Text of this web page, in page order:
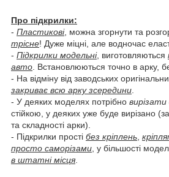
Про підкрилки:
- Пластикові, можна згорнути та
трісне! Дуже міцні, але водночас
- Підкрилки модельні, виготовляються
авто . Встановлюються точно в арку,
- На відміну від заводських
закриває всю арку зсередини
- У деяких моделях потрібно
стійкою, у деяких уже буде вирізано
та складності арки).
- Підкрилки прості без кріплень
просто саморізами , у більшості
в штатні місця